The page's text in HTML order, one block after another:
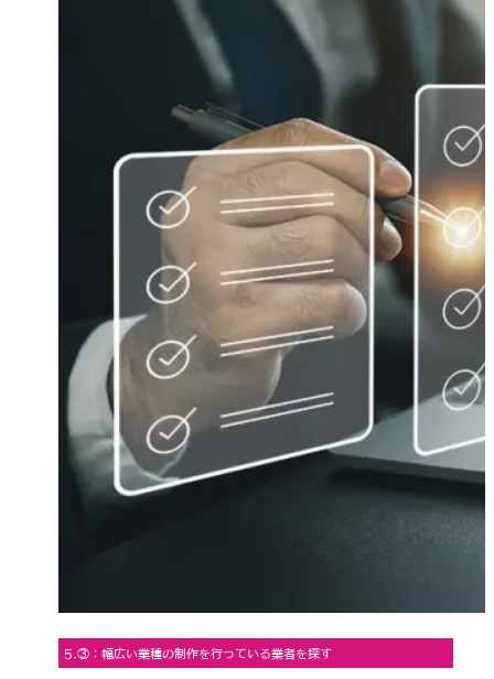
5.③：幅広い業種の制作を行っている業者を探す